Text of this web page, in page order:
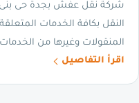
شركة نقل عفش بجدة حى بنى
النقل بكافة الخدمات
المنقولات وغيرها من الخدمات
اقرأ التفاصيل